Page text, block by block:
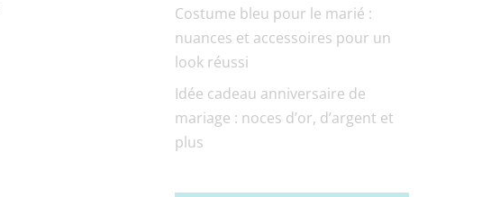
Costume bleu pour le marié :
nuances et accessoires pour un
look réussi
Idée cadeau anniversaire de
mariage : noces d’or, d’argent et
plus